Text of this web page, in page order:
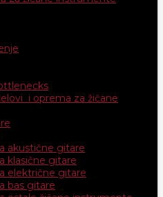
i oprema za žičane
akustične gitare
klasične gitare
električne gitare
bas gitare